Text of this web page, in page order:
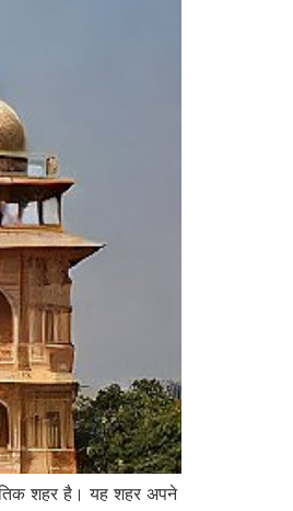
शहर है। यह शहर अपने